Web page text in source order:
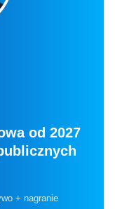
od 2027
+ nagranie